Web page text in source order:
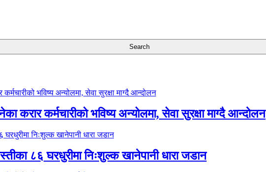
करार कर्मचारीको भविष्य अन्योलमा, सेवा सुरक्षा माग्दै आन्दोलन
८६ घरधुरीमा निःशुल्क खानेपानी धारा जडान